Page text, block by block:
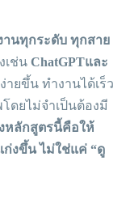
นทุกระดับ ทุกสาย
เช่น ChatGPTและ
ายขึ้น ทำงานได้เร็ว
ดยไม่จำเป็นต้องมี
หลักสูตรนี้คือให้
ก่งขึ้น ไม่ใช่แค่ “ดู